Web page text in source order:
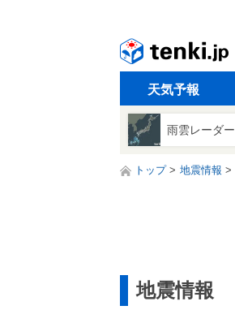
天気予報
雨雲レーダー
トップ 地震情報
地震情報